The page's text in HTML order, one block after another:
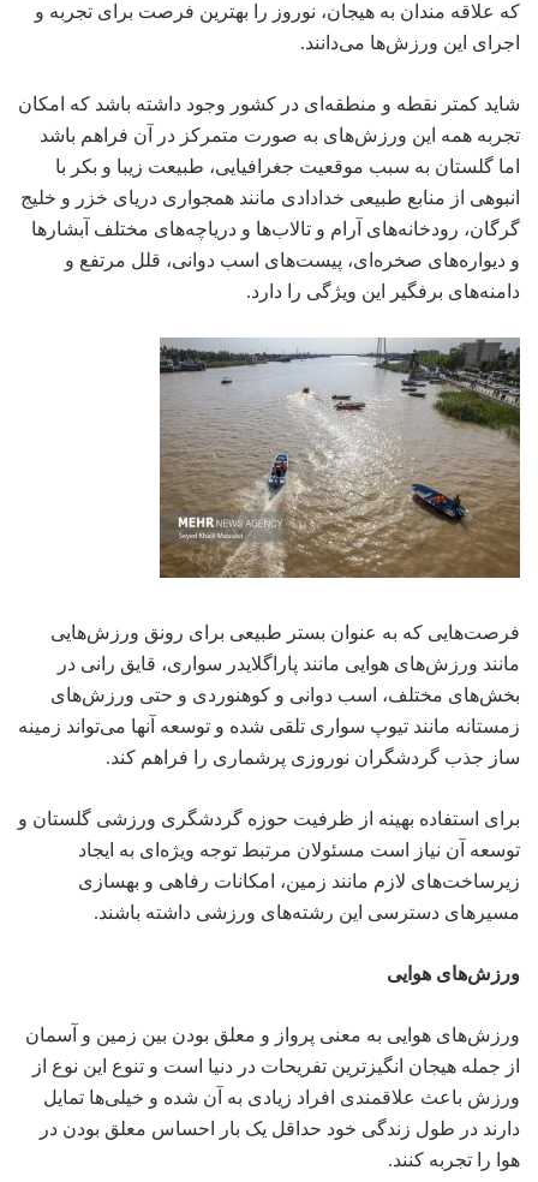
که علاقه مندان به هیجان، نوروز را بهترین فرصت برای تجربه و
اجرای این ورزش‌ها می‌دانند.
شاید کمتر نقطه و منطقه‌ای در کشور وجود داشته باشد که امکان
تجربه همه این ورزش‌های به صورت متمرکز در آن فراهم باشد
اما گلستان به سبب موقعیت جغرافیایی، طبیعت زیبا و بکر با
انبوهی از منابع طبیعی خدادادی مانند همجواری دریای خزر و خلیج
گرگان، رودخانه‌های آرام و تالاب‌ها و دریاچه‌های مختلف آبشارها
و دیواره‌های صخره‌ای، پیست‌های اسب دوانی، قلل مرتفع و
دامنه‌های برفگیر این ویژگی را دارد.
فرصت‌هایی که به عنوان بستر طبیعی برای رونق ورزش‌هایی
مانند ورزش‌های هوایی مانند پاراگلایدر سواری، قایق رانی در
بخش‌های مختلف، اسب دوانی و کوهنوردی و حتی ورزش‌های
زمستانه مانند تیوپ سواری تلقی شده و توسعه آنها می‌تواند زمینه
ساز جذب گردشگران نوروزی پرشماری را فراهم کند.
برای استفاده بهینه از ظرفیت حوزه گردشگری ورزشی گلستان و
توسعه آن نیاز است مسئولان مرتبط توجه ویژه‌ای به ایجاد
زیرساخت‌های لازم مانند زمین، امکانات رفاهی و بهسازی
مسیرهای دسترسی این رشته‌های ورزشی داشته باشند.
ورزش‌های هوایی
ورزش‌های هوایی به معنی پرواز و معلق بودن بین زمین و آسمان
از جمله هیجان انگیزترین تفریحات در دنیا است و تنوع این نوع از
ورزش باعث علاقمندی افراد زیادی به آن شده و خیلی‌ها تمایل
دارند در طول زندگی خود حداقل یک بار احساس معلق بودن در
هوا را تجربه کنند.